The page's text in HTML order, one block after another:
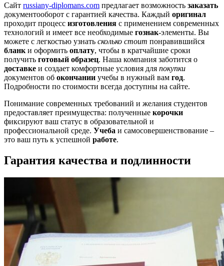
Сайт russiany-diplomans.com предлагает возможность заказать
документооборот с гарантией качества. Каждый оригинал
проходит процесс изготовления с применением современных
технологий и имеет все необходимые гознак-элементы. Вы
можете с легкостью узнать сколько стоит понравившийся
бланк и оформить оплату, чтобы в кратчайшие сроки
получить готовый образец. Наша компания заботится о
доставке и создает комфортные условия для покупки
документов об окончании учебы в нужный вам год.
Подробности по стоимости всегда доступны на сайте.
Понимание современных требований и желания студентов
предоставляет преимущества: полученные корочки
фиксируют ваш статус в образовательной и
профессиональной среде. Учеба и самосовершенствование –
это ваш путь к успешной работе.
Гарантия качества и подлинности